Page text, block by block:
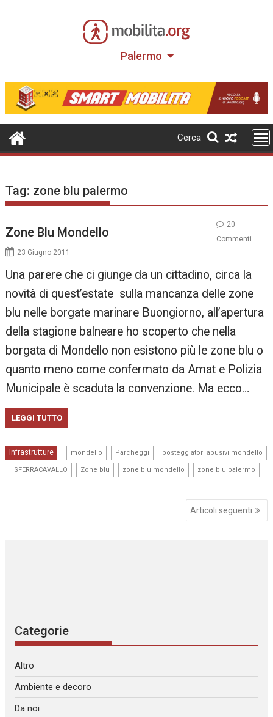
Palermo
Cerca
Tag: zone blu palermo
Zone Blu Mondello
23 Giugno 2011
Una parere che ci giunge da un cittadino, circa la
novità di quest’estate sulla mancanza delle zone
blu nelle borgate marinare Buongiorno, all’apertura
della stagione balneare ho scoperto che nella
borgata di Mondello non esistono più le zone blu o
quanto meno come confermato da Amat e Polizia
Municipale è scaduta la convenzione. Ma ecco…
LEGGI TUTTO
Infrastrutture mondello Parcheggi posteggiatori abusivi mondello
SFERRACAVALLO Zone blu zone blu mondello zone blu palermo
20
Commenti
Articoli seguenti
Categorie
Altro
Ambiente e decoro
Da noi